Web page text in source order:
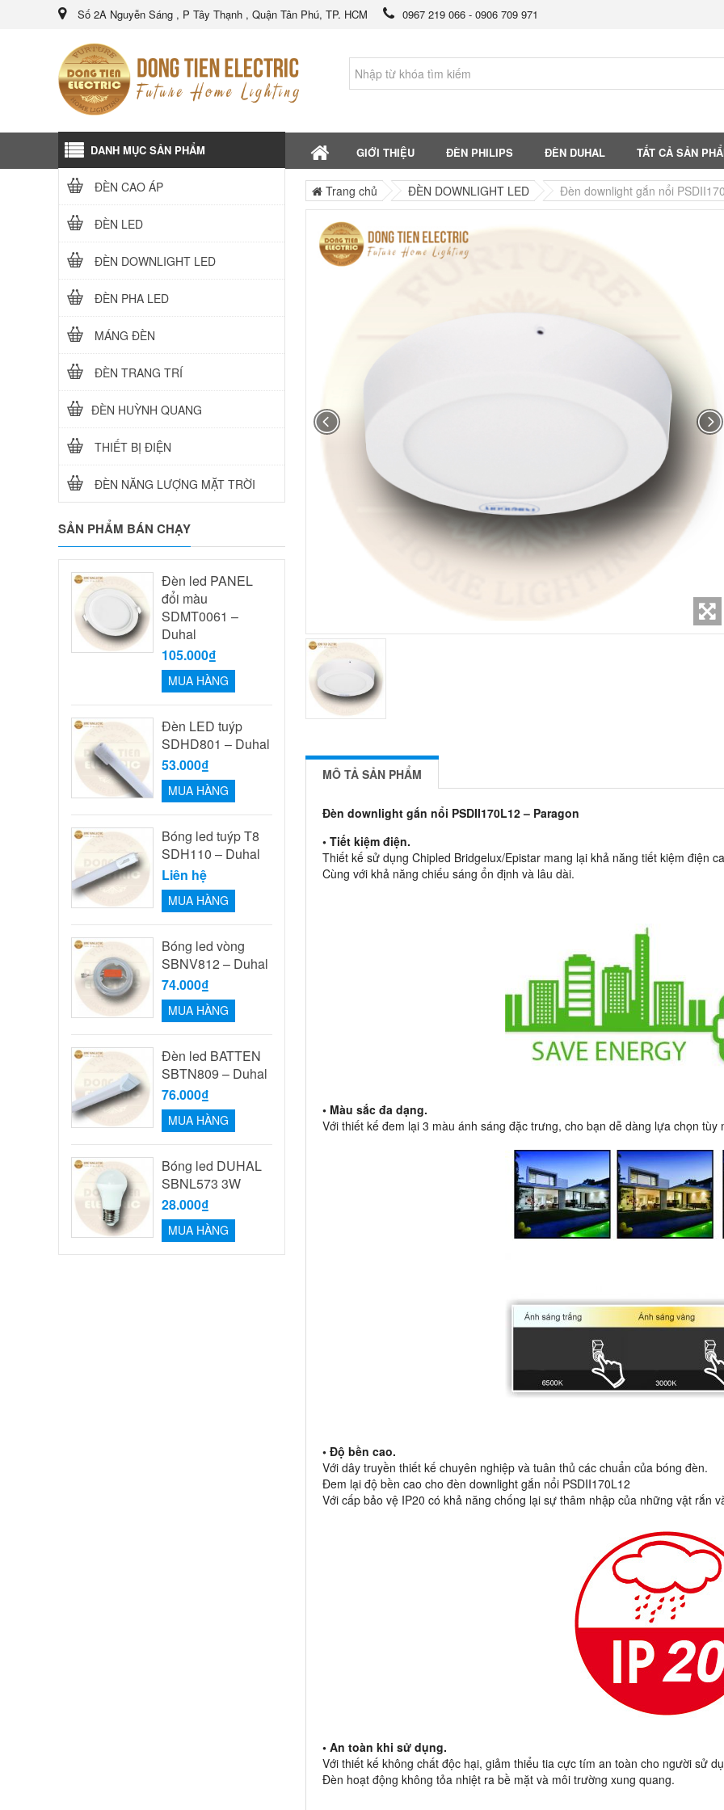
Số 2A Nguyễn Sáng , P Tây Thạnh , Quận Tân Phú, TP. HCM 0967 219 066 - 0906 709 971
GIỚI THIỆU ĐÈN PHILIPS ĐÈN DUHAL TẤT CẢ SẢN
Trang chủ ĐÈN DOWNLIGHT LED Đèn downlight gắn nổi
MÔ TẢ SẢN PHẨM
Đèn downlight gắn nổi PSDII170L12 – Paragon
• Tiết kiệm điện.
Thiết kế sử dụng Chipled Bridgelux/Epistar mang lại khả năng tiết kiệm điện
Cùng với khả năng chiếu sáng ổn định và lâu dài.
• Màu sắc đa dạng.
Với thiết kế đem lại 3 màu ánh sáng đặc trưng, cho bạn dễ dàng lựa chọn tùy
• Độ bền cao.
Với dây truyền thiết kế chuyên nghiệp và tuân thủ các chuẩn của bóng đèn.
Đem lại độ bền cao cho đèn downlight gắn nổi PSDII170L12
Với cấp bảo vệ IP20 có khả năng chống lại sự thâm nhập của những vật rắn
• An toàn khi sử dụng.
Với thiết kế không chất độc hại, giảm thiểu tia cực tím an toàn cho người sử
Đèn hoạt động không tỏa nhiệt ra bề mặt và môi trường xung quang.
DANH MỤC SẢN PHẨM
ĐÈN CAO ÁP
ĐÈN LED
ĐÈN DOWNLIGHT LED
ĐÈN PHA LED
MÁNG ĐÈN
ĐÈN TRANG TRÍ
ĐÈN HUỲNH QUANG
THIẾT BỊ ĐIỆN
ĐÈN NĂNG LƯỢNG MẶT TRỜI
SẢN PHẨM BÁN CHẠY
Đèn led PANEL
đổi màu
SDMT0061 –
Duhal
105.000₫
MUA HÀNG
Đèn LED tuýp
SDHD801 – Duhal
53.000₫
MUA HÀNG
Bóng led tuýp T8
SDH110 – Duhal
Liên hệ
MUA HÀNG
Bóng led vòng
SBNV812 – Duhal
74.000₫
MUA HÀNG
Đèn led BATTEN
SBTN809 – Duhal
76.000₫
MUA HÀNG
Bóng led DUHAL
SBNL573 3W
28.000₫
MUA HÀNG